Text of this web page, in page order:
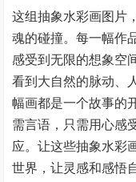
这组抽象水彩画图片
魂的碰撞。每一幅作
感受到无限的想象空
看到大自然的脉动、
幅画都是一个故事的
需言语，只需用心感
应。让这些抽象水彩
世界，让灵感和感悟